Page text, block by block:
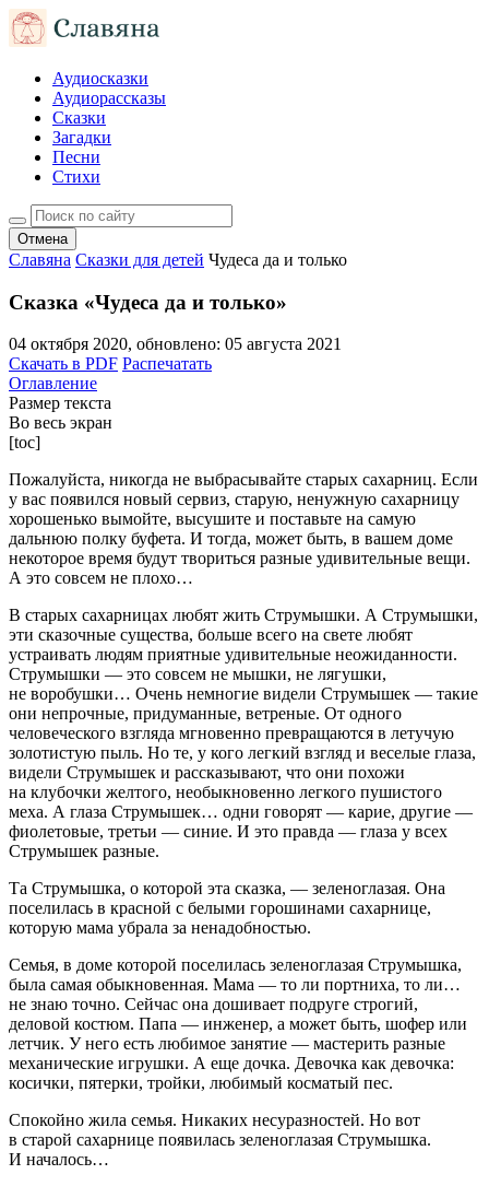
Аудиосказки
Аудиорассказы
Сказки
Загадки
Песни
Стихи
Отмена
Славяна Сказки для детей Чудеса да и только
Сказка «Чудеса да и только»
04 октября 2020, обновлено: 05 августа 2021
Скачать в PDF Распечатать
Оглавление
Размер текста
Во весь экран
[toc]
Пожалуйста, никогда не выбрасывайте старых сахарниц. Если
у вас появился новый сервиз, старую, ненужную сахарницу
хорошенько вымойте, высушите и поставьте на самую
дальнюю полку буфета. И тогда, может быть, в вашем доме
некоторое время будут твориться разные удивительные вещи.
А это совсем не плохо…
В старых сахарницах любят жить Струмышки. А Струмышки,
эти сказочные существа, больше всего на свете любят
устраивать людям приятные удивительные неожиданности.
Струмышки — это совсем не мышки, не лягушки,
не воробушки… Очень немногие видели Струмышек — такие
они непрочные, придуманные, ветреные. От одного
человеческого взгляда мгновенно превращаются в летучую
золотистую пыль. Но те, у кого легкий взгляд и веселые глаза,
видели Струмышек и рассказывают, что они похожи
на клубочки желтого, необыкновенно легкого пушистого
меха. А глаза Струмышек… одни говорят — карие, другие —
фиолетовые, третьи — синие. И это правда — глаза у всех
Струмышек разные.
Та Струмышка, о которой эта сказка, — зеленоглазая. Она
поселилась в красной с белыми горошинами сахарнице,
которую мама убрала за ненадобностью.
Семья, в доме которой поселилась зеленоглазая Струмышка,
была самая обыкновенная. Мама — то ли портниха, то ли…
не знаю точно. Сейчас она дошивает подруге строгий,
деловой костюм. Папа — инженер, а может быть, шофер или
летчик. У него есть любимое занятие — мастерить разные
механические игрушки. А еще дочка. Девочка как девочка:
косички, пятерки, тройки, любимый косматый пес.
Спокойно жила семья. Никаких несуразностей. Но вот
в старой сахарнице появилась зеленоглазая Струмышка.
И началось…